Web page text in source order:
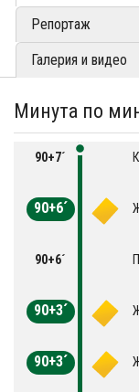
Репортаж
Галерия и видео
Минута по
90+7´
90+6´
90+6´
90+3´
90+3´